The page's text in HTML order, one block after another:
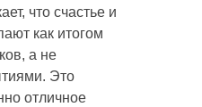
что счастье и
как итогом
а не
Это
отличное